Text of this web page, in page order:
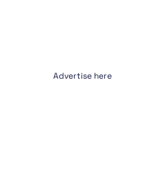
Advertise here